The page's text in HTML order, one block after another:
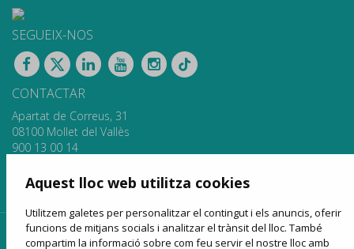
Aquest lloc web utilitza cookies
Utilitzem galetes per personalitzar el contingut i els anuncis, oferir
funcions de mitjans socials i analitzar el trànsit del lloc. També
compartim la informació sobre com feu servir el nostre lloc amb
SEGUEIX-NOS
CONTACTAR
Apartat de Correus, 31
08100 Mollet del Vallès
900 13 00 14
info@sagales.com
inici qui som fons públics línies regulars